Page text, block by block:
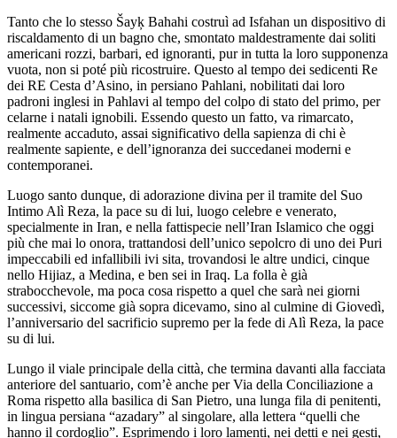
Tanto che lo stesso Šayķ Bahahi costruì ad Isfahan un dispositivo di
riscaldamento di un bagno che, smontato maldestramente dai soliti
americani rozzi, barbari, ed ignoranti, pur in tutta la loro supponenza
vuota, non si poté più ricostruire. Questo al tempo dei sedicenti Re
dei RE Cesta d’Asino, in persiano Pahlani, nobilitati dai loro
padroni inglesi in Pahlavi al tempo del colpo di stato del primo, per
celarne i natali ignobili. Essendo questo un fatto, va rimarcato,
realmente accaduto, assai significativo della sapienza di chi è
realmente sapiente, e dell’ignoranza dei succedanei moderni e
contemporanei.
Luogo santo dunque, di adorazione divina per il tramite del Suo
Intimo Alì Reza, la pace su di lui, luogo celebre e venerato,
specialmente in Iran, e nella fattispecie nell’Iran Islamico che oggi
più che mai lo onora, trattandosi dell’unico sepolcro di uno dei Puri
impeccabili ed infallibili ivi sita, trovandosi le altre undici, cinque
nello Hijiaz, a Medina, e ben sei in Iraq. La folla è già
strabocchevole, ma poca cosa rispetto a quel che sarà nei giorni
successivi, siccome già sopra dicevamo, sino al culmine di Giovedì,
l’anniversario del sacrificio supremo per la fede di Alì Reza, la pace
su di lui.
Lungo il viale principale della città, che termina davanti alla facciata
anteriore del santuario, com’è anche per Via della Conciliazione a
Roma rispetto alla basilica di San Pietro, una lunga fila di penitenti,
in lingua persiana “azadary” al singolare, alla lettera “quelli che
hanno il cordoglio”. Esprimendo i loro lamenti, nei detti e nei gesti,